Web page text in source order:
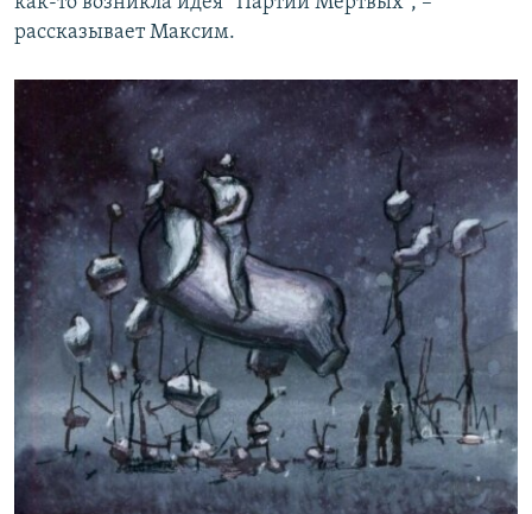
рассказывает Максим.